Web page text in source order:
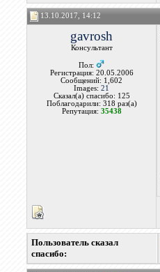
13.10.2017, 14:12
gavrosh
Консультант
Пол:
Регистрация: 20.05.2006
Сообщений: 1,602
Images:21
Сказал(а) спасибо: 125
Поблагодарили: 318 раз(а)
Репутация: 35438
Пользователь сказал
cпасибо: